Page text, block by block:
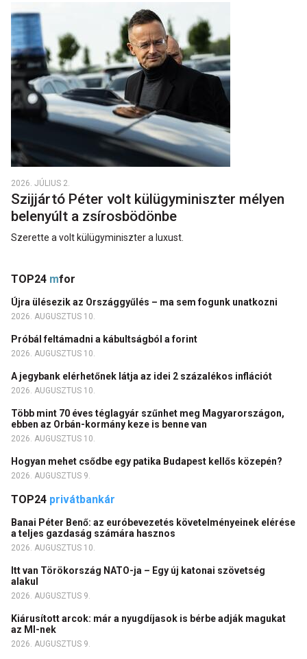
2026. JÚLIUS 2.
Szijjártó Péter volt külügyminiszter mélyen
belenyúlt a zsírosbödönbe
Szerette a volt külügyminiszter a luxust.
TOP24 mfor
Újra ülésezik az Országgyűlés – ma sem fogunk unatkozni
2026. AUGUSZTUS 10.
Próbál feltámadni a kábultságból a forint
2026. AUGUSZTUS 10.
A jegybank elérhetőnek látja az idei 2 százalékos inflációt
2026. AUGUSZTUS 10.
Több mint 70 éves téglagyár szűnhet meg Magyarországon,
ebben az Orbán-kormány keze is benne van
2026. AUGUSZTUS 10.
Hogyan mehet csődbe egy patika Budapest kellős közepén?
2026. AUGUSZTUS 9.
TOP24 privátbankár
Banai Péter Benő: az euróbevezetés követelményeinek elérése
a teljes gazdaság számára hasznos
2026. AUGUSZTUS 10.
Itt van Törökország NATO-ja – Egy új katonai szövetség
alakul
2026. AUGUSZTUS 9.
Kiárusított arcok: már a nyugdíjasok is bérbe adják magukat
az MI-nek
2026. AUGUSZTUS 9.